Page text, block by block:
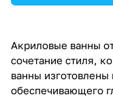
Акриловые ванны
сочетание стиля,
ванны изготовлены
обеспечивающего